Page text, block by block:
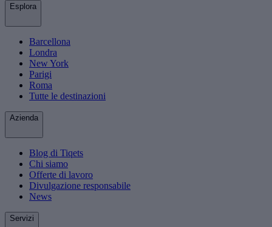
Esplora
Barcellona
Londra
New York
Parigi
Roma
Tutte le destinazioni
Azienda
Blog di Tiqets
Chi siamo
Offerte di lavoro
Divulgazione responsabile
News
Servizi